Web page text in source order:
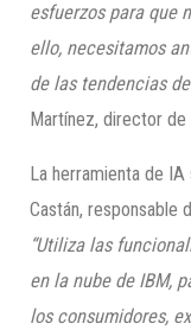
esfuerzos para que
ello, necesitamos
de las tendencias
Martínez, director de
La herramienta de IA
Castán, responsable
“Utiliza las
en la nube de IBM,
los consumidores,